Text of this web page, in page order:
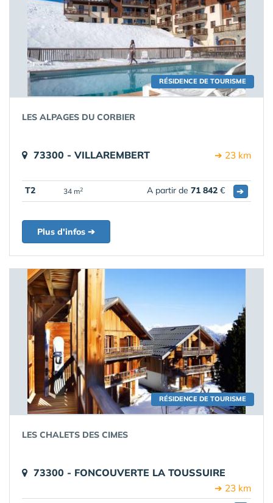
RÉSIDENCE DE TOURISME
LES ALPAGES DU CORBIER
73300 - VILLAREMBERT ➔ 23 km
T2 34 m2 A partir de 71 842 € ➔
Plus d'infos ➔
RÉSIDENCE DE TOURISME
LES CHALETS DES CIMES
73300 - FONCOUVERTE LA TOUSSUIRE
➔ 23 km